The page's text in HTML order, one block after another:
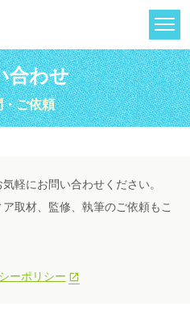
合わせ
ご依頼
軽にお問い合わせください。
取材、監修、執筆のご依頼もこ
ーポリシー